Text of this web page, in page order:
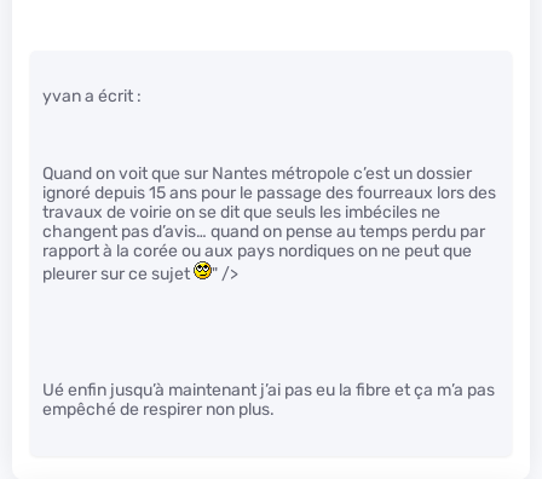
yvan a écrit :
Quand on voit que sur Nantes métropole c’est un dossier
ignoré depuis 15 ans pour le passage des fourreaux lors des
travaux de voirie on se dit que seuls les imbéciles ne
changent pas d’avis… quand on pense au temps perdu par
rapport à la corée ou aux pays nordiques on ne peut que
pleurer sur ce sujet
" />
Ué enfin jusqu’à maintenant j’ai pas eu la fibre et ça m’a pas
empêché de respirer non plus.